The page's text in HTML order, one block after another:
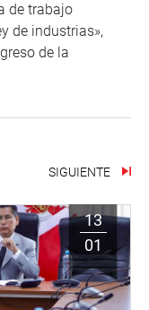
de trabajo
de industrias»,
de la
SIGUIENTE
13
01